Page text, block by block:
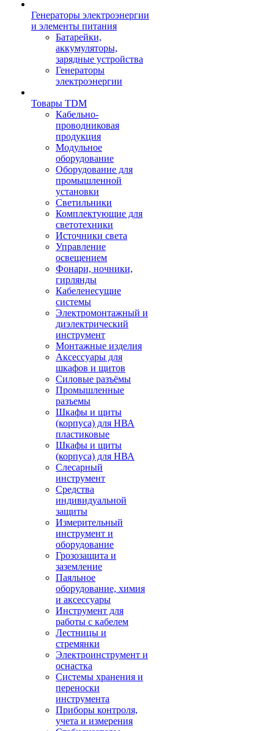
Генераторы электроэнергии
и элементы питания
Батарейки,
аккумуляторы,
зарядные устройства
Генераторы
электроэнергии
Товары TDM
Кабельно-
проводниковая
продукция
Модульное
оборудование
Оборудование для
промышленной
установки
Светильники
Комплектующие для
светотехники
Источники света
Управление
освещением
Фонари, ночники,
гирлянды
Кабеленесущие
системы
Электромонтажный и
диэлектрический
инструмент
Монтажные изделия
Аксессуары для
шкафов и щитов
Силовые разъёмы
Промышленные
разъемы
Шкафы и щиты
(корпуса) для НВА
пластиковые
Шкафы и щиты
(корпуса) для НВА
Слесарный
инструмент
Средства
индивидуальной
защиты
Измерительный
инструмент и
оборудование
Грозозащита и
заземление
Паяльное
оборудование, химия
и аксессуары
Инструмент для
работы с кабелем
Лестницы и
стремянки
Электроинструмент и
оснастка
Системы хранения и
переноски
инструмента
Приборы контроля,
учета и измерения